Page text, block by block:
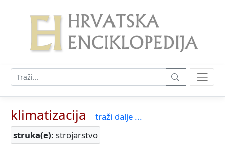
klimatizacija
traži dalje ...
struka(e): strojarstvo